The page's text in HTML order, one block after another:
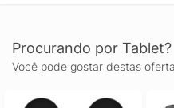
Procurando por Tablet?
Você pode gostar destas